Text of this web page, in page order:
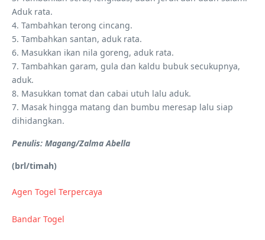
Aduk rata.
4. Tambahkan terong cincang.
5. Tambahkan santan, aduk rata.
6. Masukkan ikan nila goreng, aduk rata.
7. Tambahkan garam, gula dan kaldu bubuk secukupnya,
aduk.
8. Masukkan tomat dan cabai utuh lalu aduk.
7. Masak hingga matang dan bumbu meresap lalu siap
dihidangkan.
Penulis: Magang/Zalma Abella
(brl/timah)
Agen Togel Terpercaya
Bandar Togel